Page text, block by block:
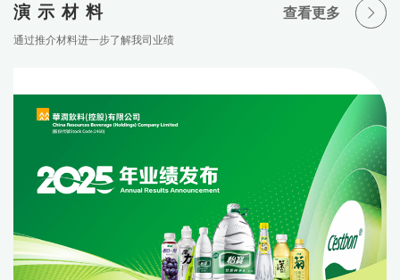
演示材料 查看更多
通过推介材料进一步了解我司业绩